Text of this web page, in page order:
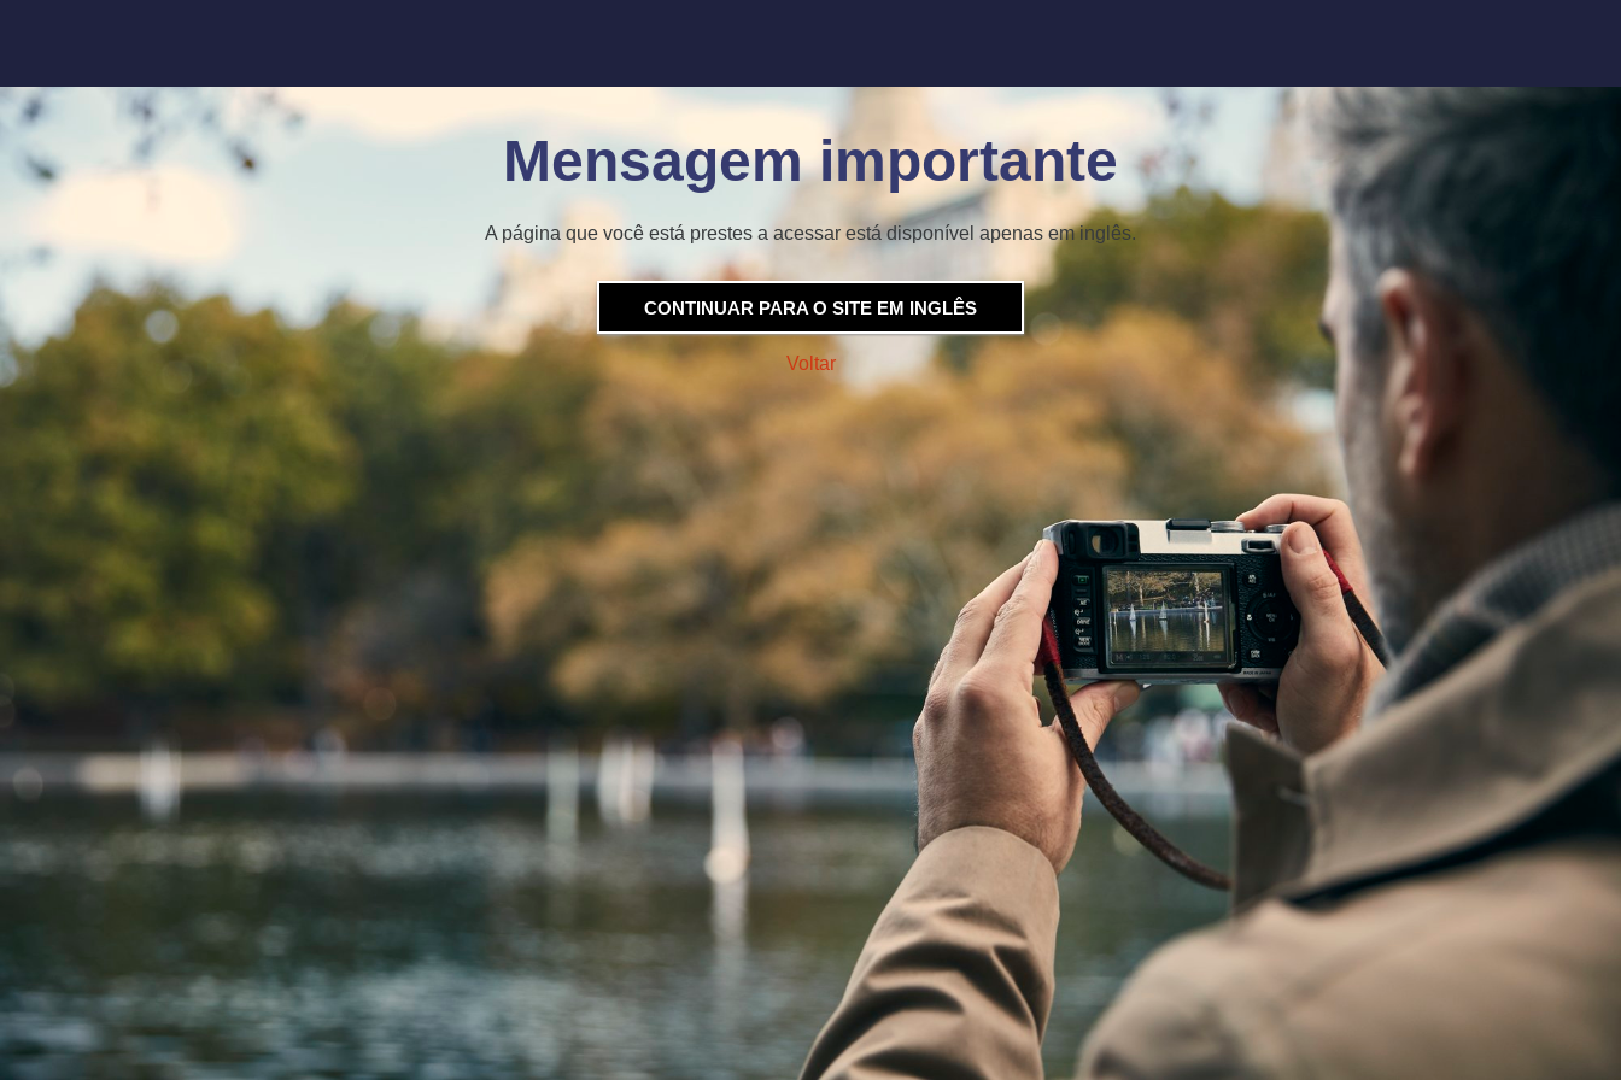
Mensagem importante
A página que você está prestes a acessar está disponível apenas em inglês.
CONTINUAR PARA O SITE EM INGLÊS
Voltar